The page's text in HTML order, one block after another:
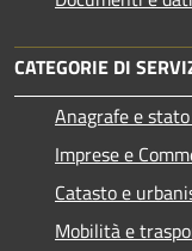
CATEGORIE DI
Anagrafe e
Imprese e
Catasto e
Mobilità e